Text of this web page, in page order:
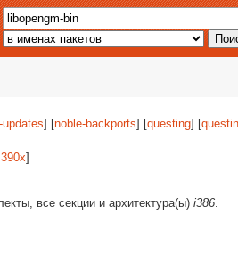
updates] [noble-backports] [questing] [
]
все секции и архитектура(ы) i386.